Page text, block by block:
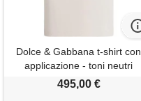
Dolce & Gabbana t-shirt con
applicazione - toni neutri
495,00 €